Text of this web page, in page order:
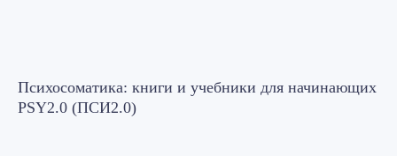
Психосоматика: книги и учебники для начинающих
PSY2.0 (ПСИ2.0)